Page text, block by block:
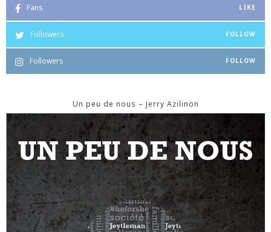
Fans LIKE
Followers FOLLOW
Followers FOLLOW
Un peu de nous – Jerry Azilinon